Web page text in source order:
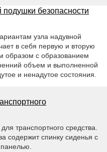
подушки безопасности
узла надувной
в себя первую и вторую
образом с образованием
объем и выполненной
и ненадутое состояния.
транспортного средства.
содержит спинку сиденья с